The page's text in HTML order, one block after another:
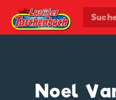
Walt Disneys
Noel